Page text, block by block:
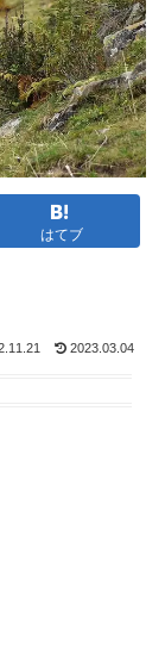
はてブ
2023.03.04